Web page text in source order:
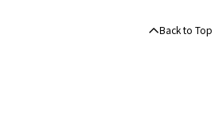
Back to Top